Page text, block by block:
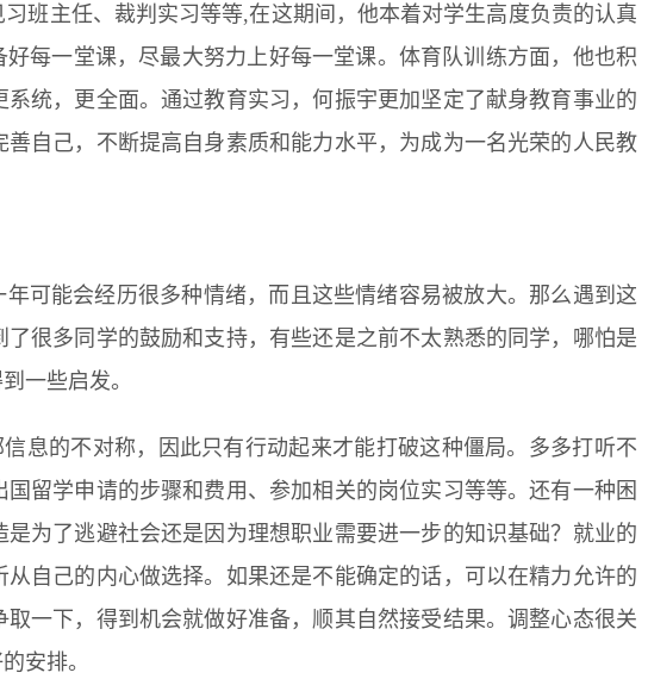
班主任、裁判实习等等,在这期间，他本着对学生高度负责的认真
每一堂课，尽最大努力上好每一堂课。体育队训练方面，他也积
统，更全面。通过教育实习，何振宇更加坚定了献身教育事业的
自己，不断提高自身素质和能力水平，为成为一名光荣的人民教
可能会经历很多种情绪，而且这些情绪容易被放大。那么遇到这
很多同学的鼓励和支持，有些还是之前不太熟悉的同学，哪怕是
一些启发。
息的不对称，因此只有行动起来才能打破这种僵局。多多打听不
留学申请的步骤和费用、参加相关的岗位实习等等。还有一种困
为了逃避社会还是因为理想职业需要进一步的知识基础？就业的
自己的内心做选择。如果还是不能确定的话，可以在精力允许的
一下，得到机会就做好准备，顺其自然接受结果。调整心态很关
安排。